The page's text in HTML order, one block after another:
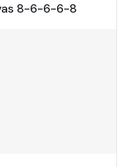
8-6-6-6-8